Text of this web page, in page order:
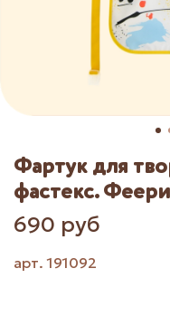
арт.191092
Фартук для
фастекс.
690 руб